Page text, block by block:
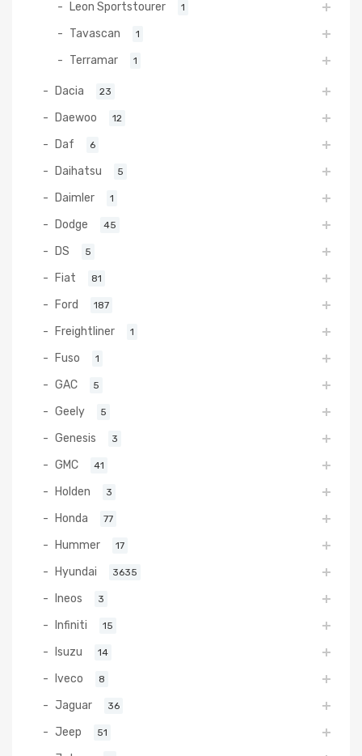
Leon Sportstourer 1
Tavascan 1
Terramar 1
Dacia 23
Daewoo 12
Daf 6
Daihatsu 5
Daimler 1
Dodge 45
DS 5
Fiat 81
Ford 187
Freightliner 1
Fuso 1
GAC 5
Geely 5
Genesis 3
GMC 41
Holden 3
Honda 77
Hummer 17
Hyundai 3635
Ineos 3
Infiniti 15
Isuzu 14
Iveco 8
Jaguar 36
Jeep 51